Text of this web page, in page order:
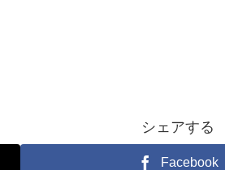
シェアする
Facebook